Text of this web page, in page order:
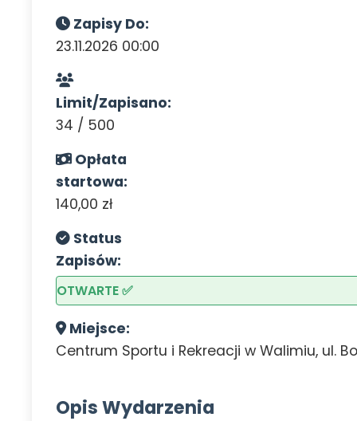
Zapisy Do:
23.11.2026 00:00
Limit/Zapisano:
34 / 500
Opłata
startowa:
140,00 zł
Status
Zapisów:
OTWARTE ✅
Miejsce:
Centrum Sportu i Rekreacji w Walimiu, ul.
Opis Wydarzenia